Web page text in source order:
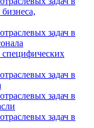
задач в
задач в
задач в
задач в